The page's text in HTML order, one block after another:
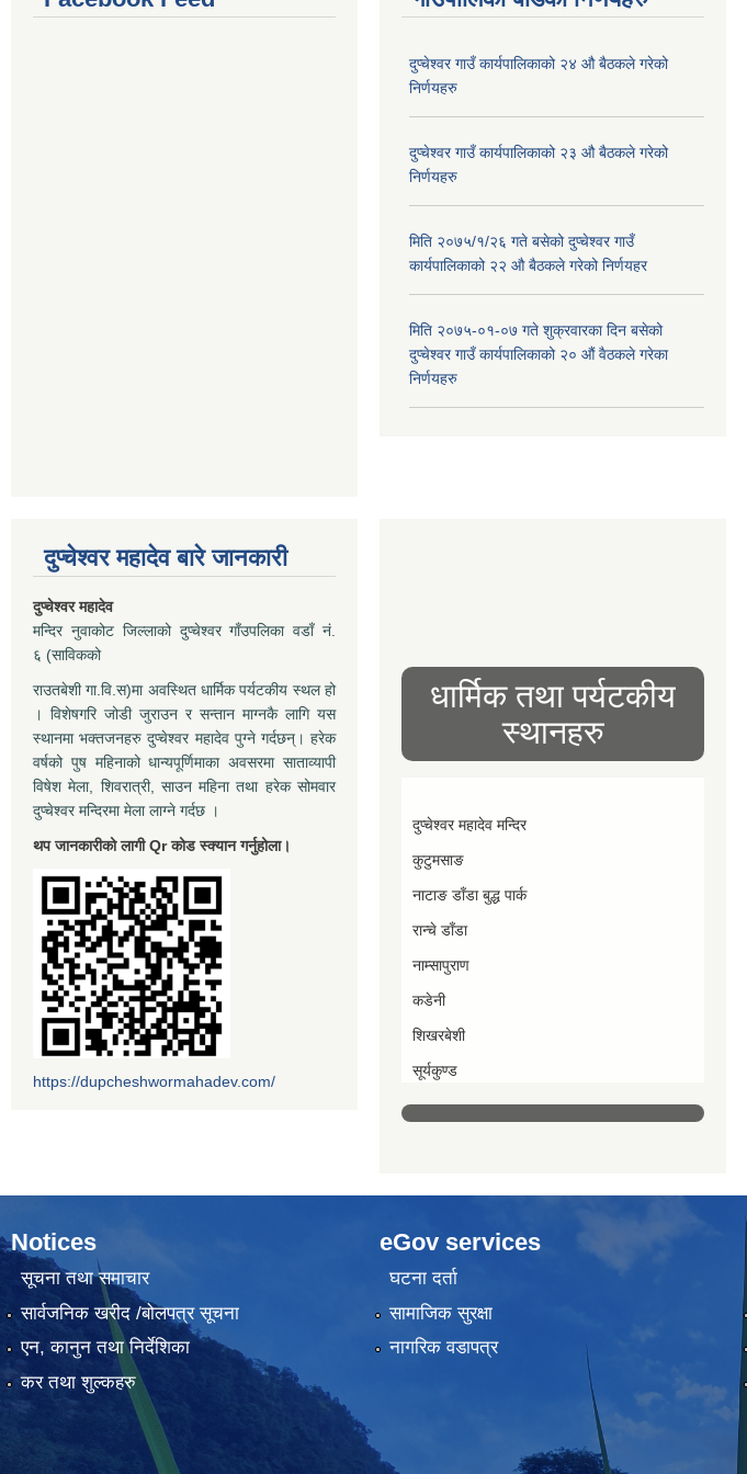
दुप्चेश्वर गाउँ कार्यपालिकाको २४ औ बैठकले गरेको
निर्णयहरु
दुप्चेश्वर गाउँ कार्यपालिकाको २३ औ बैठकले गरेको
निर्णयहरु
मिति २०७५/१/२६ गते बसेको दुप्चेश्वर गाउँ
कार्यपालिकाको २२ औ बैठकले गरेको निर्णयहर
मिति २०७५-०१-०७ गते शुक्रवारका दिन बसेको
दुप्चेश्वर गाउँ कार्यपालिकाको २० औं वैठकले गरेका
निर्णयहरु
दुप्चेश्वर महादेव बारे जानकारी
दुप्चेश्वर महादेव
मन्दिर नुवाकोट जिल्लाको दुप्चेश्वर गाँउपलिका वडाँ नं.
६ (साविकको
राउतबेशी गा.वि.स)मा अवस्थित धार्मिक पर्यटकीय स्थल हो
। विशेषगरि जोडी जुराउन र सन्तान माग्नकै लागि यस
स्थानमा भक्तजनहरु दुप्चेश्वर महादेव पुग्ने गर्दछन्। हरेक
वर्षको पुष महिनाको धान्यपूर्णिमाका अवसरमा साताव्यापी
विषेश मेला, शिवरात्री, साउन महिना तथा हरेक सोमवार
दुप्चेश्वर मन्दिरमा मेला लाग्ने गर्दछ ।
थप जानकारीको लागी Qr कोड स्क्यान गर्नुहोला।
https://dupcheshwormahadev.com/
धार्मिक तथा पर्यटकीय
स्थानहरु
दुप्चेश्वर महादेव मन्दिर
कुटुमसाङ
नाटाङ डाँडा बुद्ध पार्क
रान्चे डाँडा
नाम्सापुराण
कडेनी
शिखरबेशी
सूर्यकुण्ड
Notices
सूचना तथा समाचार
सार्वजनिक खरीद /बोलपत्र सूचना
एन, कानुन तथा निर्देशिका
कर तथा शुल्कहरु
eGov services
घटना दर्ता
सामाजिक सुरक्षा
नागरिक वडापत्र